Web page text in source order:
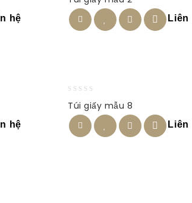
hệ
out
of
5
Liên
hệ
out
of
5
Túi giấy mẫu 8
Liên